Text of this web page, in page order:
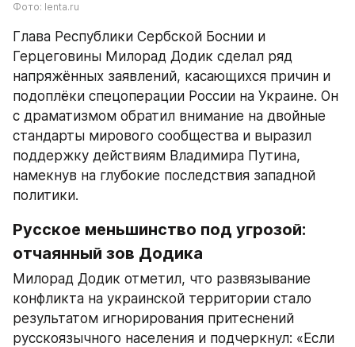
Фото: lenta.ru
Глава Республики Сербской Боснии и
Герцеговины Милорад Додик сделал ряд
напряжённых заявлений, касающихся причин и
подоплёки спецоперации России на Украине. Он
с драматизмом обратил внимание на двойные
стандарты мирового сообщества и выразил
поддержку действиям Владимира Путина,
намекнув на глубокие последствия западной
политики.
Русское меньшинство под угрозой:
отчаянный зов Додика
Милорад Додик отметил, что развязывание
конфликта на украинской территории стало
результатом игнорирования притеснений
русскоязычного населения и подчеркнул: «Если